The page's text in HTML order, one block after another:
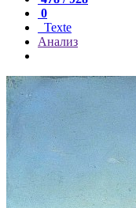
0
Texte
Анализ